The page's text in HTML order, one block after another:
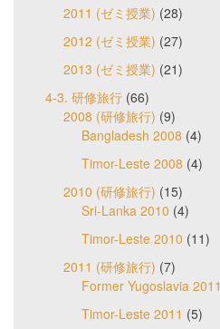
2011 (ゼミ授業) (28)
2012 (ゼミ授業) (27)
2013 (ゼミ授業) (21)
4-3. 研修旅行 (66)
2008 (研修旅行) (9)
Bangladesh 2008 (4)
Timor-Leste 2008 (4)
2010 (研修旅行) (15)
Sri-Lanka 2010 (4)
Timor-Leste 2010 (11)
2011 (研修旅行) (7)
Former Yugoslavia 2011
Timor-Leste 2011 (5)